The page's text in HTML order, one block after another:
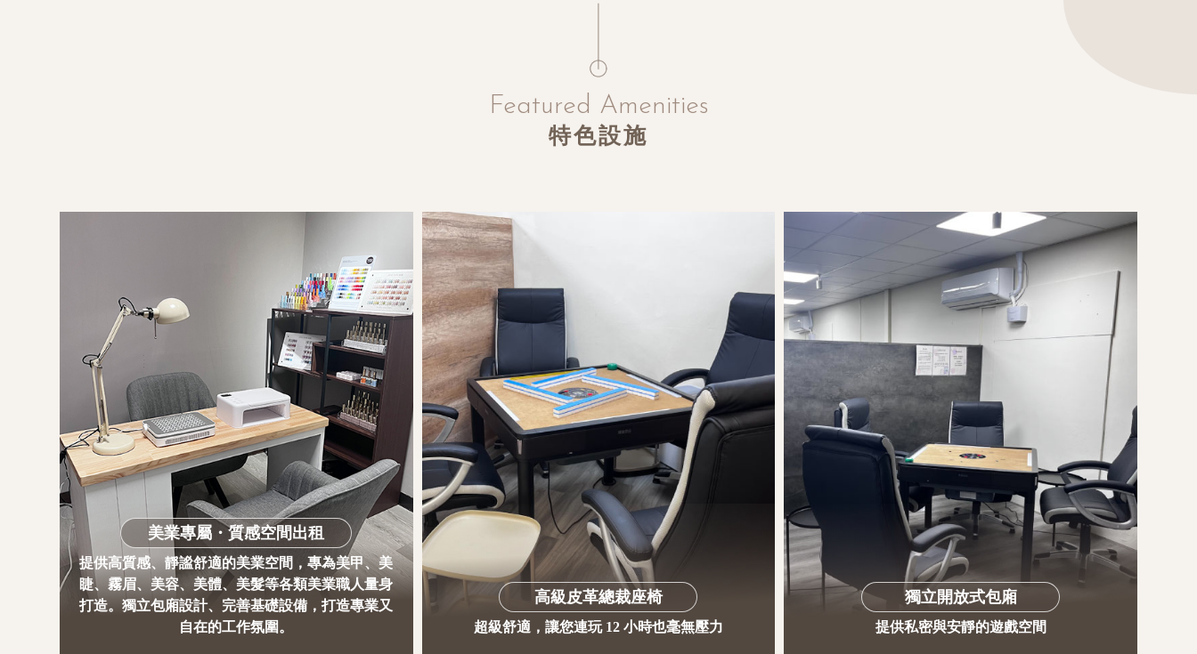
Featured Amenities
特色設施
美業專屬・質感空間出租
提供高質感、靜謐舒適的美業空間，專為美甲、美
睫、霧眉、美容、美體、美髮等各類美業職人量身
打造。獨立包廂設計、完善基礎設備，打造專業又
自在的工作氛圍。
高級皮革總裁座椅
超級舒適，讓您連玩 12 小時也毫無壓力
獨立開放式包廂
提供私密與安靜的遊戲空間